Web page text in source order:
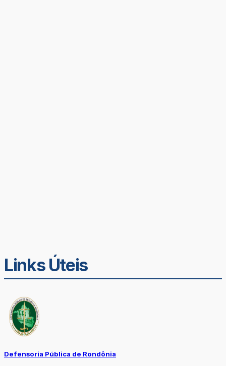
Links Úteis
Defensoria Pública de Rondônia